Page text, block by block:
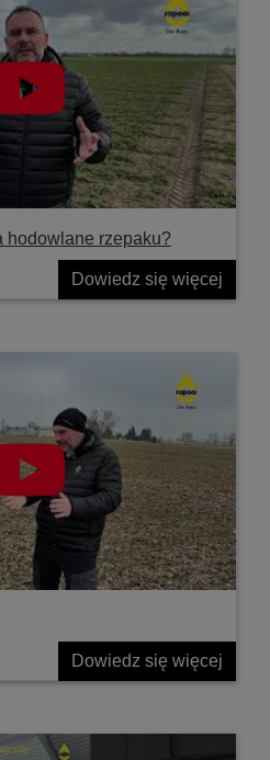
hodowlane rzepaku?
Dowiedz się więcej
Dowiedz się więcej